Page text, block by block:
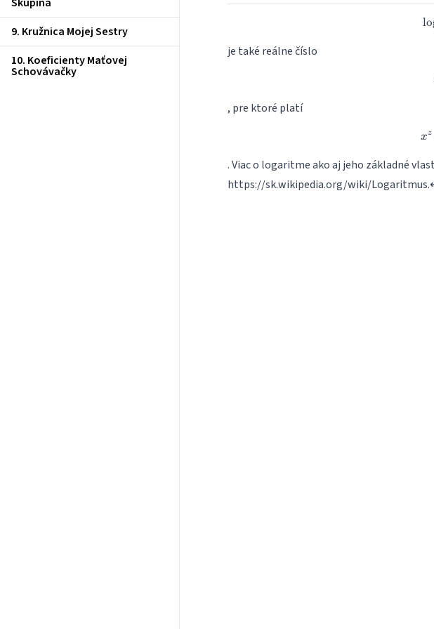
9. Kružnica Mojej Sestry
10. Koeficienty Maťovej
Schovávačky
lo
je také reálne číslo
, pre ktoré platí
xz
. Viac o logaritme ako aj jeho základné
https://sk.wikipedia.org/wiki/Logaritmus.